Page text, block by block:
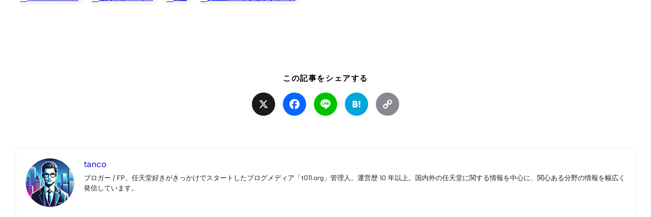
この記事をシェアする
Facebook Line Hatena
tanco
ブロガー / FP。任天堂好きがきっかけでスタートしたブログメディア「t011.org」管理人。運営歴 10 年以上。国内外の任天堂に関する情報を中心に、関心ある分野の情報を幅広く
発信しています。